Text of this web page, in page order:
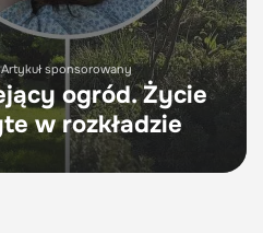
Artykuł sponsorowany
ogród. Życie
w rozkładzie